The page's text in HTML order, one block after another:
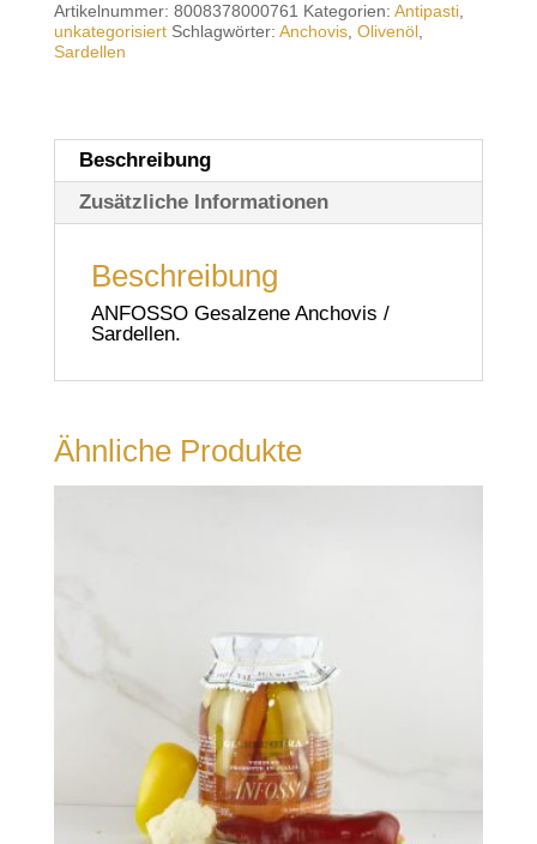
Artikelnummer: 8008378000761 Kategorien: Antipasti,
unkategorisiert Schlagwörter: Anchovis, Olivenöl,
Sardellen
Beschreibung
Zusätzliche Informationen
Beschreibung
ANFOSSO Gesalzene Anchovis /
Sardellen.
Ähnliche Produkte